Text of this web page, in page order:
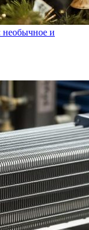
необычное и